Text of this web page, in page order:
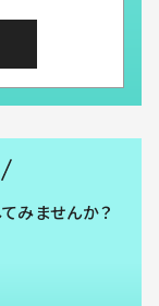
みませんか？